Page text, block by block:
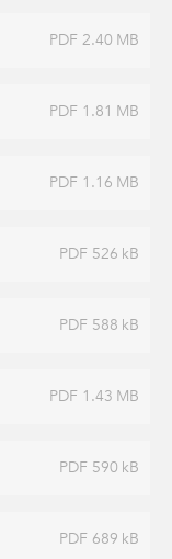
PDF 2.40 MB
PDF 1.81 MB
PDF 1.16 MB
PDF 526 kB
PDF 588 kB
PDF 1.43 MB
PDF 590 kB
PDF 689 kB